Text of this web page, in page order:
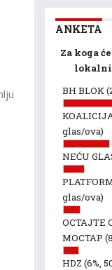
ANKETA
Za koga
BH BLOK
glas/ova)
NEĆU
glas/ova)
ОСТАЈТЕ
МОСТАР
HDZ (6%,